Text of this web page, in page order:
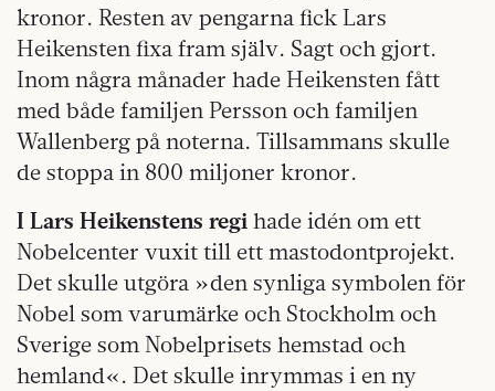
kronor. Resten av pengarna fick Lars
Heikensten fixa fram själv. Sagt och gjort.
Inom några månader hade Heikensten fått
med både familjen Persson och familjen
Wallenberg på noterna. Tillsammans skulle
de stoppa in 800 miljoner kronor.
I Lars Heikenstens regi hade idén om ett
Nobelcenter vuxit till ett mastodontprojekt.
Det skulle utgöra »den synliga symbolen för
Nobel som varumärke och Stockholm och
Sverige som Nobelprisets hemstad och
hemland«. Det skulle inrymmas i en ny